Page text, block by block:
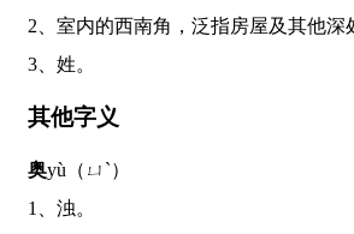
2、室内的西南角，泛指房屋及其他
3、姓。
其他字义
奥yù（ㄩˋ）
1、浊。